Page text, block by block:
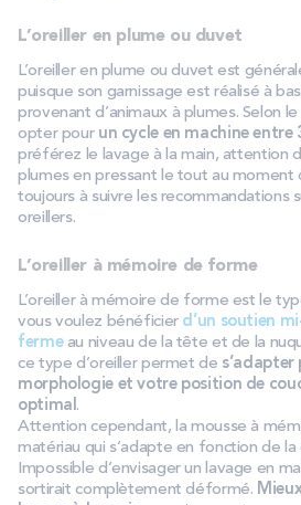
L’oreiller en plume ou duvet
L’oreiller en plume ou duvet est
puisque son garnissage est réalisé à
provenant d’animaux à plumes. Selon
opter pour un cycle en machine entre
préférez le lavage à la main, attention
plumes en pressant le tout au moment
toujours à suivre les recommandations
oreillers.
L’oreiller à mémoire de forme
L’oreiller à mémoire de forme est le
vous voulez bénéficier d’un soutien
fermeau niveau de la tête et de la
ce type d’oreiller permet de
morphologie et votre position de
optimal.
Attention cependant, la mousse à
matériau qui s’adapte en fonction de la
Impossible d’envisager un lavage en
sortirait complètement déformé.